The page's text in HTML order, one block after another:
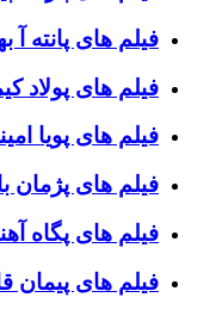
فیلم های پانته آ
فیلم های پولاد
فیلم های پویا
فیلم های پژمان
فیلم های پگاه
فیلم های پیمان